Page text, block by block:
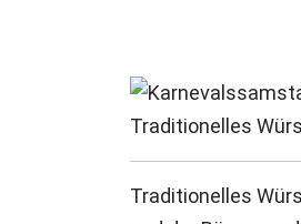
Traditionelles
Traditionelles